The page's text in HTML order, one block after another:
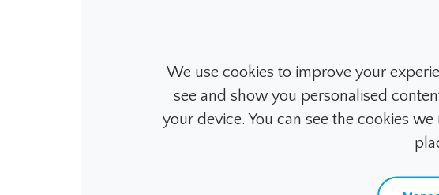
輝度 800 cd/
1024 x
7"
We use cookies to improve your
see and show you personalised
your device. You can see the cookies we